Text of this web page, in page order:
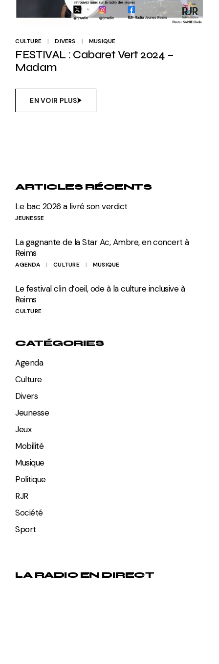
CULTURE DIVERS MUSIQUE
FESTIVAL : Cabaret Vert 2024 –
Madam
EN VOIR PLUS
ARTICLES RÉCENTS
Le bac 2026 a livré son verdict
JEUNESSE
La gagnante de la Star Ac, Ambre, en concert à
Reims
AGENDA CULTURE MUSIQUE
Le festival clin d’oeil, ode à la culture inclusive à
Reims
CULTURE
CATÉGORIES
Agenda
Culture
Divers
Jeunesse
Jeux
Mobilité
Musique
Politique
RJR
Société
Sport
LA RADIO EN DIRECT